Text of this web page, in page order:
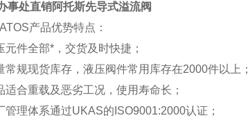
事处直销阿托斯先导式溢流阀
产品优势特点：
元件全部*，交货及时快捷；
常规现货库存，液压阀件常用库存在2000件以上；
适合重载及恶劣工况，使用寿命长；
管理体系通过UKAS的ISO9001:2000认证；